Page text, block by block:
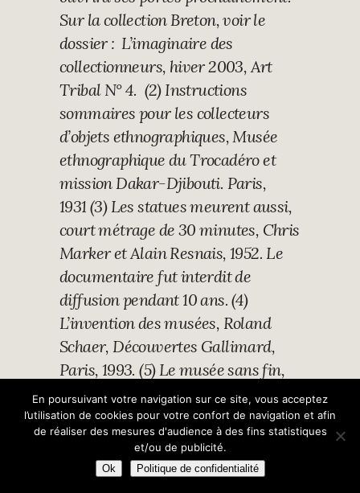
Sur la collection Breton, voir le
dossier : L’imaginaire des
collectionneurs, hiver 2003, Art
Tribal N° 4. (2) Instructions
sommaires pour les collecteurs
d’objets ethnographiques, Musée
ethnographique du Trocadéro et
mission Dakar-Djibouti. Paris,
1931 (3) Les statues meurent aussi,
court métrage de 30 minutes, Chris
Marker et Alain Resnais, 1952. Le
documentaire fut interdit de
diffusion pendant 10 ans. (4)
L’invention des musées, Roland
Schaer, Découvertes Gallimard,
Paris, 1993. (5) Le musée sans fin,
François Dagognet, Champ Vallon,
Paris, 1993. (6) L’art primitif ?
Connais pas ! Philippe Pataud
Célérier, Tribal Arts, printemps
En poursuivant votre navigation sur ce site, vous acceptez
l’utilisation de cookies pour votre confort de navigation et afin
de réaliser des mesures d'audience à des fins statistiques
et/ou de publicité.
Ok Politique de confidentialité